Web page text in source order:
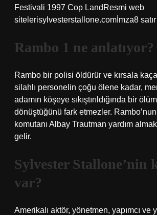
Festivali 1997 Cop LandResmi web
sitelerisylvesterstallone.comİmza8
Rambo 1 ne anlatıyor?
Rambo bir polisi öldürür ve kırsala
silahlı personelin çoğu ölene kadar,
adamın köşeye sıkıştırıldığında bir
dönüştüğünü fark etmezler.
komutanı Albay Trautman yardım
gelir.
Sylvester Stallone’nin
var?
Amerikalı aktör, yönetmen, yapımcı ve